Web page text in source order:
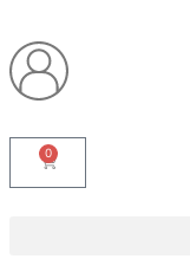
0 Carrito